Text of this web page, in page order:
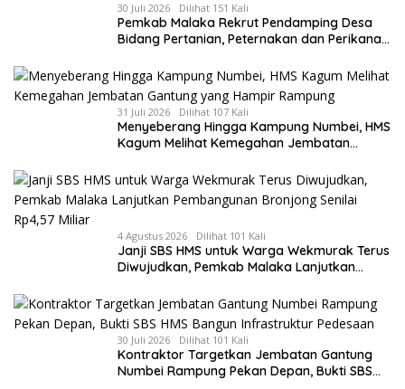
30 Juli 2026 Dilihat 151 Kali
Pemkab Malaka Rekrut Pendamping Desa
Bidang Pertanian, Peternakan dan Perikanan,
31 Juli 2026 Dilihat 107 Kali
Menyeberang Hingga Kampung Numbei, HMS
Kagum Melihat Kemegahan Jembatan
4 Agustus 2026 Dilihat 101 Kali
Janji SBS HMS untuk Warga Wekmurak Terus
Diwujudkan, Pemkab Malaka Lanjutkan
30 Juli 2026 Dilihat 101 Kali
Kontraktor Targetkan Jembatan Gantung
Numbei Rampung Pekan Depan, Bukti SBS